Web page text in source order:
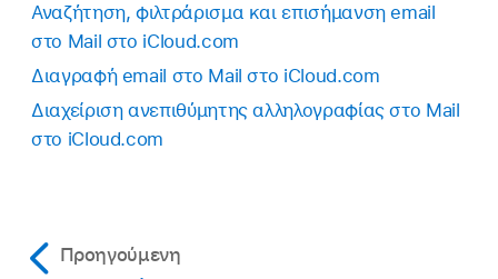
Αναζήτηση, φιλτράρισμα και επισήμανση email
στο Mail στο iCloud.com
Διαγραφή email στο Mail στο iCloud.com
Διαχείριση ανεπιθύμητης αλληλογραφίας στο Mail
στο iCloud.com
Προηγούμενη